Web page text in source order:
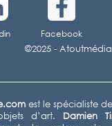
Facebook
©2025 - Atoutmédia
est le spécialiste
d’art. Damien